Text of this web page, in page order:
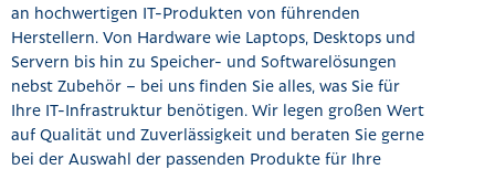
an hochwertigen IT-Produkten von führenden
Herstellern. Von Hardware wie Laptops, Desktops und
Servern bis hin zu Speicher- und Softwarelösungen
nebst Zubehör – bei uns finden Sie alles, was Sie für
Ihre IT-Infrastruktur benötigen. Wir legen großen Wert
auf Qualität und Zuverlässigkeit und beraten Sie gerne
bei der Auswahl der passenden Produkte für Ihre